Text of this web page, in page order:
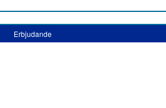
Erbjudande